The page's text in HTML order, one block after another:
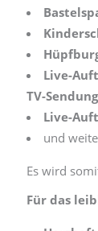
Live-
TV-
Live-
und
Es wird
Für das